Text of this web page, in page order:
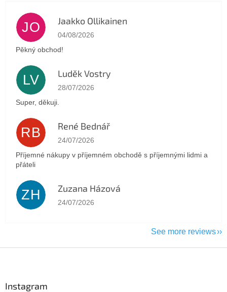
JO Jaakko Ollikainen
The store rating is 5 out of 5 stars.
04/08/2026
Pěkný obchod!
LV Luděk Vostry
The store rating is 5 out of 5 stars.
28/07/2026
Super, děkuji.
RB René Bednář
The store rating is 5 out of 5 stars.
24/07/2026
Příjemné nákupy v příjemném obchodě s příjemnými lidmi a
přáteli
ZH Zuzana Házová
The store rating is 5 out of 5 stars.
24/07/2026
See more reviews
Instagram